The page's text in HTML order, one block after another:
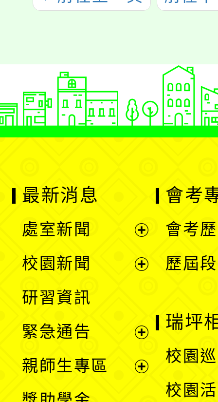
最新消息
處室新聞
單
校園新聞
選
單
研習資訊
緊急通告
親師生專區
會考
會考
歷屆
瑞坪
校園
校園